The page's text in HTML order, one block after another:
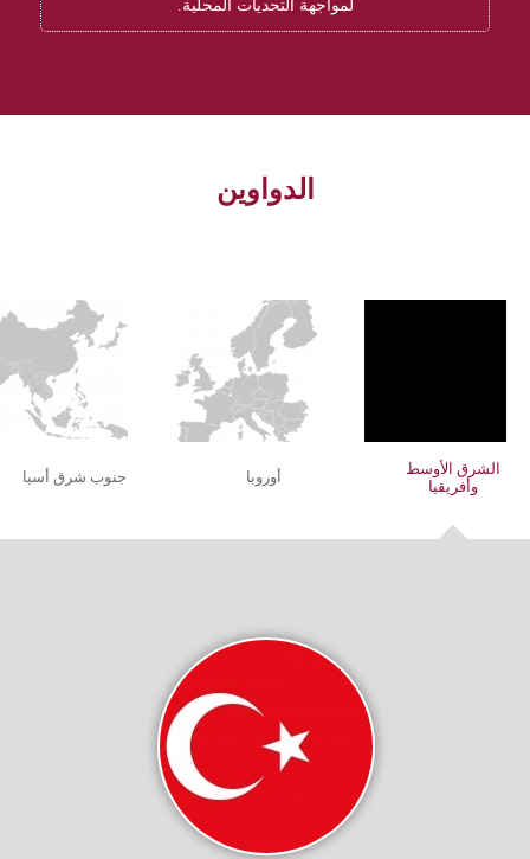
لمواجهة التحديات المحلية.
الدواوين
الشرق الأوسط
وأفريقيا
أوروبا جنوب شرق أسيا